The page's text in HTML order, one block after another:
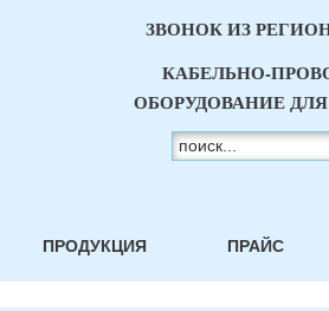
ЗВОНОК ИЗ
КАБЕЛЬНО-
ОБОРУДОВАНИЕ
ПРОДУКЦИЯ ПРАЙС